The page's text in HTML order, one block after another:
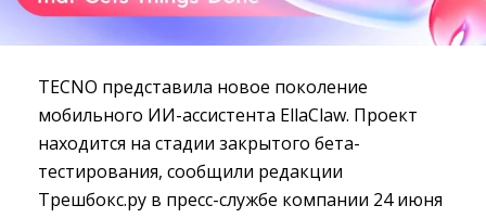
TECNO представила новое поколение
мобильного ИИ-ассистента EllaClaw. Проект
находится на стадии закрытого бета-
тестирования, сообщили редакции
Трешбокс.ру в пресс-службе компании 24 июня